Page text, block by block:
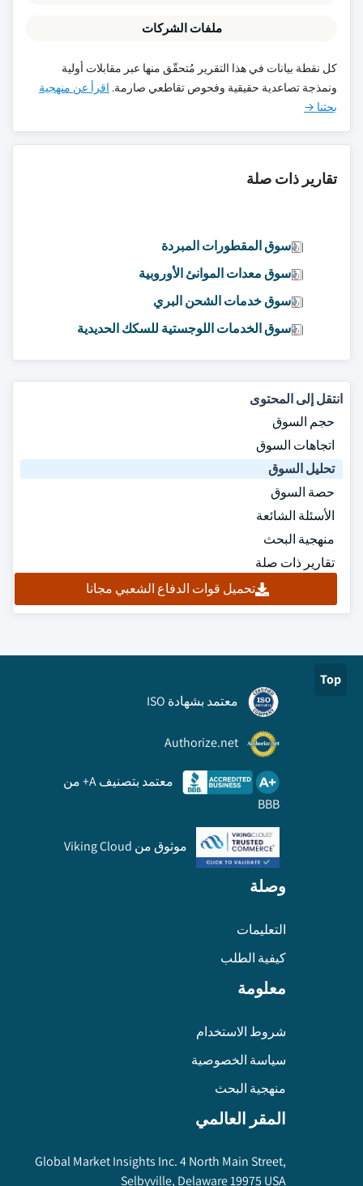
ملفات الشركات
كل نقطة بيانات في هذا التقرير مُتحقّق منها عبر مقابلات أولية
ونمذجة تصاعدية حقيقية وفحوص تقاطعي صارمة. اقرأ عن منهجية
بحثنا →
تقارير ذات صلة
سوق المقطورات المبردة
سوق معدات الموانئ الأوروبية
سوق خدمات الشحن البري
سوق الخدمات اللوجستية للسكك الحديدية
انتقل إلى المحتوى
حجم السوق
اتجاهات السوق
تحليل السوق
حصة السوق
الأسئلة الشائعة
منهجية البحث
تقارير ذات صلة
تحميل قوات الدفاع الشعبي مجانا
Top
معتمد بشهادة ISO
Authorize.net
معتمد بتصنيف A+ من
BBB
موثوق من Viking Cloud
وصلة
التعليمات
كيفية الطلب
معلومة
شروط الاستخدام
سياسة الخصوصية
منهجية البحث
المقر العالمي
Global Market Insights Inc. 4 North Main Street,
Selbyville, Delaware 19975 USA